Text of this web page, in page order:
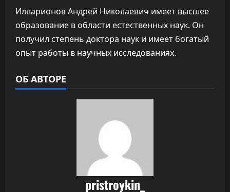
Илларионов Андрей Николаевич имеет высшее
образование в области естественных наук. Он
получил степень доктора наук и имеет богатый
опыт работы в научных исследованиях.
ОБ АВТОРЕ
pristroykin_